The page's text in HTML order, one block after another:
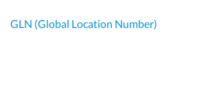
GLN (Global Location Number)